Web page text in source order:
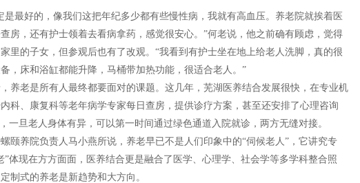
是最好的，像我们这把年纪多少都有些慢性病，我就有高血压。养老院就挨着医
房，还有护士领着去看病拿药，感觉很安心。”何老说，他之前确有顾虑，觉得
里的子女，但参观后也有了改观。“我看到有护士坐在地上给老人洗脚，真的很
，床和浴缸都能升降，马桶带加热功能，很适合老人。”
养老是所有人最终都要面对的课题。这几年，芜湖医养结合发展很快，在专业机
科、康复科等老年病学专家每日查房，提供诊疗方案，甚至还安排了心理咨询
一旦老人身体有异，可以第一时间通过绿色通道入院就诊，两方无缝对接。
颐养院负责人马小燕所说，养老早已不是人们印象中的“伺候老人”，它讲究专
”体现在方方面面，医养结合更是融合了医学、心理学、社会学等多学科整合照
制式的养老是新趋势和大方向。